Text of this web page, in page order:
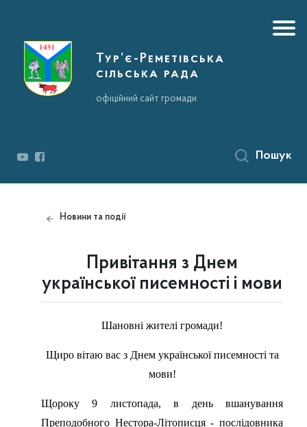
Тур’є-Реметівська
сільська рада
офіційний сайт громади
Пошук
Новини та події
Привітання з Днем
української писемності і мови
Шановні жителі громади!
Щиро вітаю вас з Днем української писемності та
мови!
Щороку 9 листопада, в день вшанування
Преподобного Нестора-Літописця - послідовника